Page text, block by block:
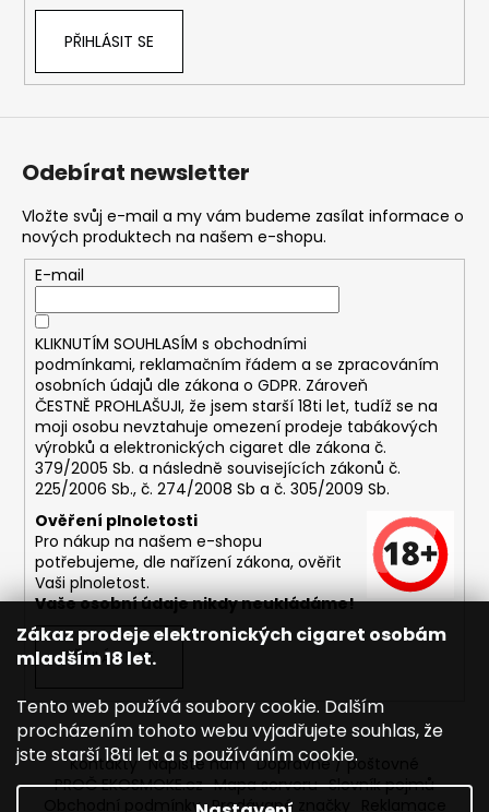
Zákaz prodeje elektronických cigaret osobám
mladším 18 let.
Tento web používá soubory cookie. Dalším
procházením tohoto webu vyjadřujete souhlas, že
jste starší 18ti let a s používáním cookie.
PŘIHLÁSIT SE
Odebírat newsletter
Vložte svůj e-mail a my vám budeme zasílat informace o
nových produktech na našem e-shopu.
E-mail
KLIKNUTÍM SOUHLASÍM s obchodními
podmínkami, reklamačním řádem a se zpracováním
osobních údajů dle zákona o GDPR. Zároveň
ČESTNĚ PROHLAŠUJI, že jsem starší 18ti let, tudíž se na
moji osobu nevztahuje omezení prodeje tabákových
výrobků a elektronických cigaret dle zákona č.
379/2005 Sb. a následně souvisejících zákonů č.
225/2006 Sb., č. 274/2008 Sb a č. 305/2009 Sb.
Ověření plnoletosti
Pro nákup na našem e-shopu
potřebujeme, dle nařízení zákona, ověřit
Vaši plnoletost.
Vaše osobní údaje nikdy neukládáme!
PŘIHLÁSIT SE
Kontakty Napište nám Dopravné / poštovné
PROČ EKOSMOKE.cz Mapa serveru Slovník pojmů
Obchodní podmínky Prodávané značky